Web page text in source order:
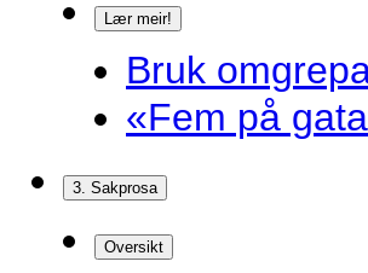
Lær meir!
Bruk
«Fem på
3. Sakprosa
Oversikt